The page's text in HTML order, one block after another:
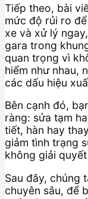
Tiếp theo, bài
mức độ rủi ro
xe và xử lý
gara trong
quan trọng vì
hiểm như nhau,
các dấu hiệu
Bên cạnh đó,
ràng: sửa tạm
tiết, hàn hay
giảm tình trạng
không giải
Sau đây, chúng
chuyên sâu, để